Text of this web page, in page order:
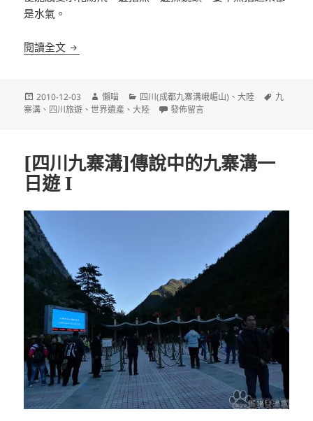
是水氣。
閱讀全文 [四川九寨溝]傳說中的九寨溝一日遊 II
發
佈
2010-12-03
作
者
懶喵
分
類
四川(成都九寨溝峨嵋山) 、大陸
標
九
寨溝 、 四川旅遊 、世界遺產 、大陸 在〈[四川九寨溝]傳說中的九寨溝一日
發佈留言
[四川九寨溝]傳說中的九寨溝一
日遊 I